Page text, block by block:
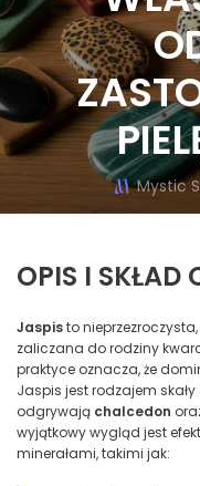
Mystic
OPIS I SKŁAD
Jaspisto
zaliczana do rodziny
praktyce oznacza, że
Jaspis jest rodzajem
odgrywają chalcedon
wyjątkowy wygląd jest
minerałami, takimi jak: